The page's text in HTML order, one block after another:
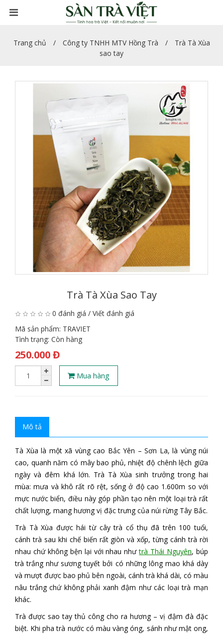
Trang chủ Công ty TNHH MTV Hồng Trà
Trà Tà Xùa
sao tay
Trà Tà Xùa Sao Tay
0 đánh giá / Viết đánh giá
Mã sản phẩm: TRAVIET
Tình trạng: Còn hàng
250.000 Đ
Mua hàng
Mô tả
Tà Xùa là một xã vùng cao Bắc Yên – Sơn La, là vùng núi
cao, quanh năm có mây bao phủ, nhiệt độ chênh lệch giữa
ngày và đêm khá lớn. Trà Tà Xùa sinh trưởng trong hai
mùa: mưa và khô rất rõ rệt, sống ở độ cao 1.600m so với
mực nước biển, điều này góp phần tạo nên một loại trà rất
chất lượng, mang hương vị đặc trưng của núi rừng Tây Bắc.
Trà Tà Xùa được hái từ cây trà cổ thụ đã trên 100 tuổi,
cánh trà sau khi chế biến rất giòn và xốp, từng cánh trà rời
nhau chứ không bện lại với nhau nhưtrà Thái Nguyên, búp
trà trắng như sương tuyết bởi có những lông mao khá dày
và mượt được bao phủ bên ngoài, cánh trà khá dài, có màu
nâu trắng chứ không phải xanh đậm như các loại trà mạn
khác.
Trà được sao tay thủ công cho ra hương – vị đậm đà đặc
biệt. Khi pha trà nước có màu vàng óng, sánh như mật ong,